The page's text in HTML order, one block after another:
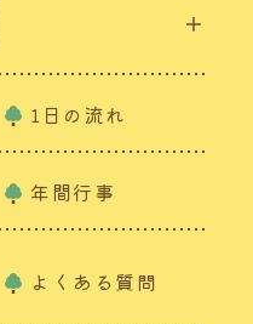
1日の流れ
年間行事
よくある質問